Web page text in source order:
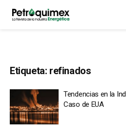
Etiqueta: refinados
Tendencias en la
Caso de EUA